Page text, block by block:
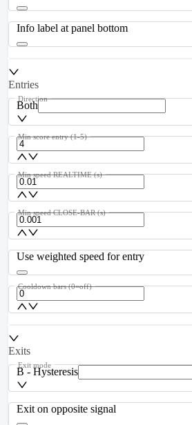
Info label at panel bottom
Entries
Both
Direction
Min score entry (1-5)
Min speed REALTIME (s)
Min speed CLOSE-BAR (s)
Use weighted speed for entry
Cooldown bars (0=off)
Exits
B - Hysteresis
Exit mode
Exit on opposite signal